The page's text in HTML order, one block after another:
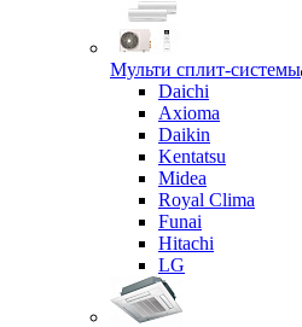
Мульти сплит-системы
Daichi
Axioma
Daikin
Kentatsu
Midea
Royal Clima
Funai
Hitachi
LG